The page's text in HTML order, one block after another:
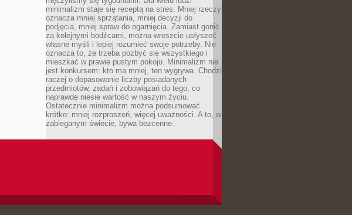
minimalizm staje się receptą na stres. Mniej rzeczy
oznacza mniej sprzątania, mniej decyzji do
podjęcia, mniej spraw do ogarnięcia. Zamiast gonić
za kolejnymi bodźcami, można wreszcie usłyszeć
własne myśli i lepiej rozumieć swoje potrzeby. Nie
oznacza to, że trzeba pozbyć się wszystkiego i
mieszkać w prawie pustym pokoju. Minimalizm nie
jest konkursem: kto ma mniej, ten wygrywa. Chodzi
raczej o dopasowanie liczby posiadanych
przedmiotów, zadań i zobowiązań do tego, co
naprawdę niesie wartość w naszym życiu.
Ostatecznie minimalizm można podsumować
krótko: mniej rozproszeń, więcej uważności. A to, w
zabieganym świecie, bywa bezcenne.